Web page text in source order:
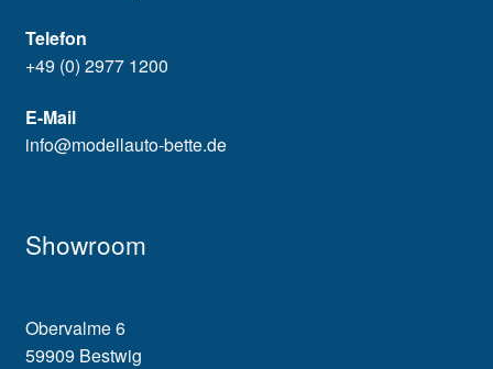
Telefon
+49 (0) 2977 1200
E-Mail
info@modellauto-bette.de
Showroom
Obervalme 6
59909 Bestwig